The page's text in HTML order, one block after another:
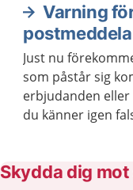
Varning
Just nu
som påstår sig
erbjudanden
du känner igen
Skydda dig mot